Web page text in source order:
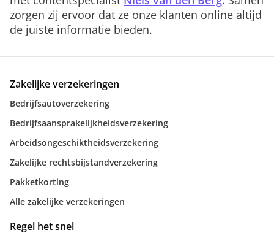
zorgen zij ervoor dat ze onze klanten online altijd
de juiste informatie bieden.
Zakelijke verzekeringen
Bedrijfsautoverzekering
Bedrijfsaansprakelijkheidsverzekering
Arbeidsongeschiktheidsverzekering
Zakelijke rechtsbijstandverzekering
Pakketkorting
Alle zakelijke verzekeringen
Regel het snel